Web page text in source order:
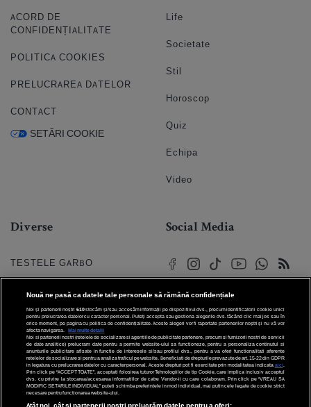
ACORD DE
CONFIDENȚIALITATE
POLITICA COOKIES
PRELUCRAREA DATELOR
CONTACT
SETĂRI COOKIE
Life
Societate
Stil
Horoscop
Quiz
Echipa
Video
Diverse
TESTELE GARBO
HOROSCOP
HOROSCOPUL IUBIRII
FORUMURI
TRATAMENTE NATURISTE
DICTIONARE NUME
Social Media
© 2026 Internet Corp SRL
Toate drepturile rezervate
Nouă ne pasă ca datele tale personale să rămână confidențiale
Noi și partenerii noștri 610stocăm și/sau accesăm informații pe dispozitivul dvs., precum identificatorii cookie unici
pentru prelucrarea datelor cu caracter personal. Puteți accepta sau gestiona alegerile dvs. făcând clic mai jos sau în
orice moment, pe pagina cu politica de confidențialitate. Aceste alegeri vor fi raportate partenerilor noștri și nu vă vor
afecta navigarea.
Mai multe detalii
Noi si partenerii nostri (retelele de socializare si agentiile de publicitate partenere, precum si furnizorii nostri de servicii
de date analitice) prelucram date pentru a permite website-ului sa functioneze, pentru a personaliza continutul si
anunturile publicitare afisate in functie de interesele si/sau profilul dvs., pentru a va oferi functionalitati aferente
retelelor de socializare si pentru a analiza traficul pe website. Beneficiati de drepturile prevazute de art. 15-22 din GDPR
in legatura cu prelucrarea datelor cu caracter personal. Aceste drepturi pot fi exercitate prin modalitatea indicata aici
Prin click pe “ACCEPT TOATE”, acceptati folosirea tuturor Tehnologiilor de tip Cookie, care implica inclusiv acceptul
dvs. cu privire la stocarea/accesarea informatiilor de catre Vendor-ii cu care colaboram. Prin click pe “VREAU SA
MODIFIC SETARILE INDIVIDUAL” puteti schimba preferintele in mod individual, mai putin cele legate de cookie strict
necesare pentru functionarea website-ului.